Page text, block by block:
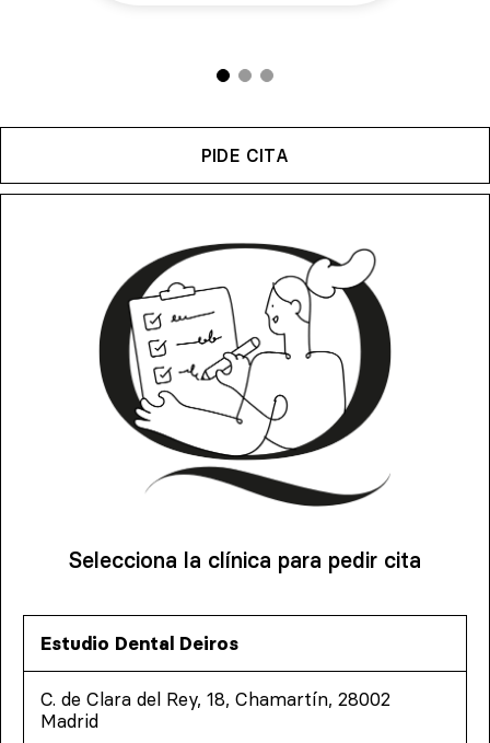
PIDE CITA
Selecciona la clínica para pedir cita
Estudio Dental Deiros
C. de Clara del Rey, 18, Chamartín, 28002
Madrid